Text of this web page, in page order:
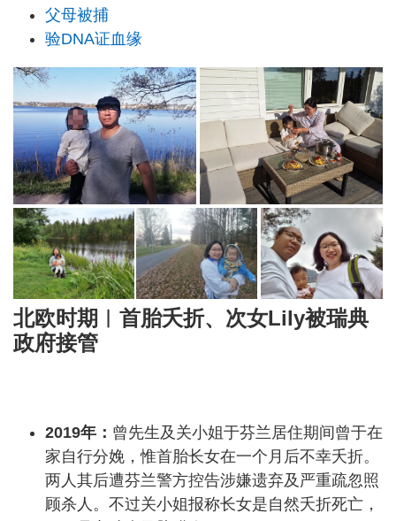
父母被捕
验DNA证血缘
北欧时期︱首胎夭折、次女Lily被瑞典
政府接管
2019年： 曾先生及关小姐于芬兰居住期间曾于在
家自行分娩，惟首胎长女在一个月后不幸夭折。
两人其后遭芬兰警方控告涉嫌遗弃及严重疏忽照
顾杀人。不过关小姐报称长女是自然夭折死亡，